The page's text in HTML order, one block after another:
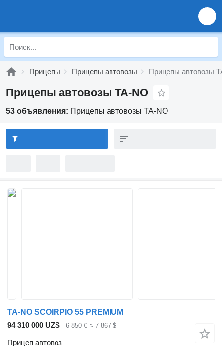
Прицепы Прицепы автовозы Прицепы автовозы
Прицепы автовозы TA-NO
53 объявления: Прицепы автовозы TA-NO
TA-NO SCOIRPIO 55 PREMIUM
94 310 000 UZS
6 850 € ≈ 7 867 $
Прицеп автовоз